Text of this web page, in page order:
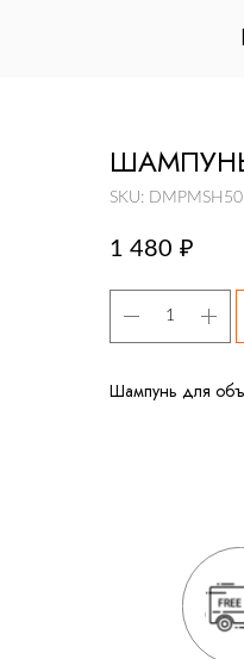
SKU: DMPMSH50
1 480 ₽
Шампунь для